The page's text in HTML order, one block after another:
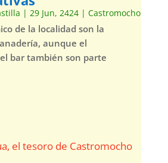
| 29 Jun, 2424| Castromocho
de la localidad son la
aunque el
bar también son parte